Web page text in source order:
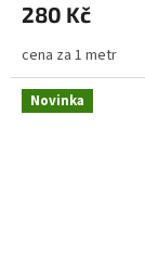
280 Kč
cena za 1 metr
Novinka